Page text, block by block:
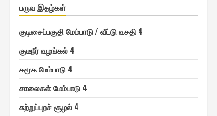
பருவ இதழ்கள்
குடிசைப்பகுதி மேம்பாடு / வீட்டு வசதி 4
குடீநீர் வழங்௧ல் 4
சமூ௧ மேம்பாடு 4
சாலை௧ள் மேம்பாடு 4
சுற்றுப்புறச் சூழல் 4